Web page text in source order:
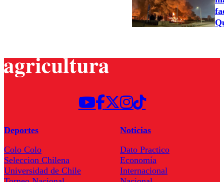
Deportes
Colo Colo
Seleccion Chilena
Universidad de Chile
Noticias
Dato Practico
Economía
Internacional